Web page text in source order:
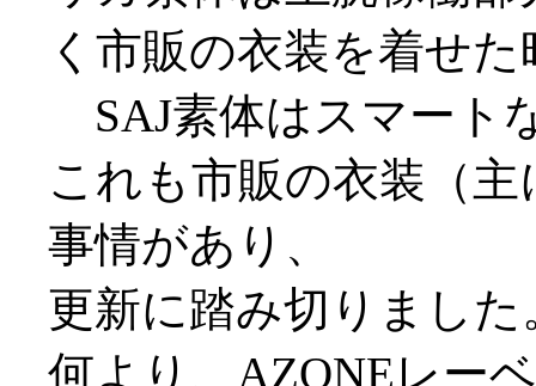
く市販の衣装を着せ
SAJ素体はスマート
これも市販の衣装（
事情があり、
更新に踏み切りました
何より、AZONEレー